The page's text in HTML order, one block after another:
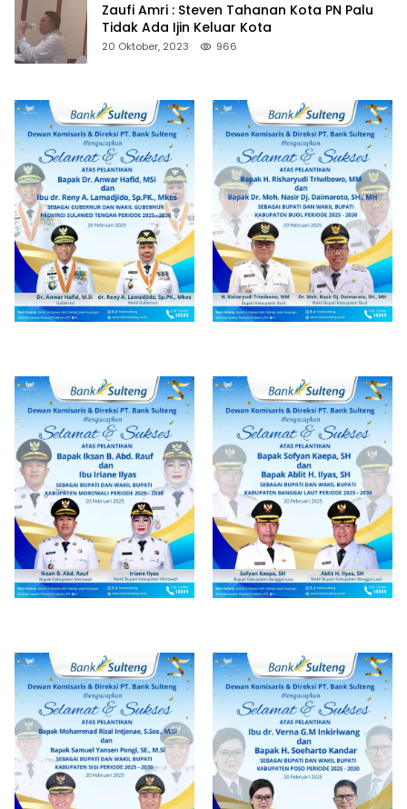
Zaufi Amri : Steven Tahanan Kota PN Palu
Tidak Ada Ijin Keluar Kota
20 Oktober, 2023 966